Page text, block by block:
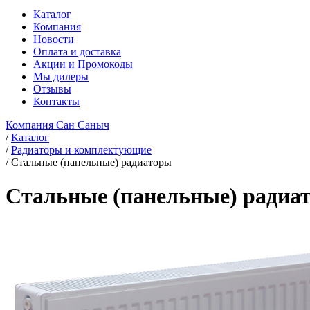
Каталог
Компания
Новости
Оплата и доставка
Акции и Промокоды
Мы дилеры
Отзывы
Контакты
Компания Сан Саныч
/Каталог
/Радиаторы и комплектующие
/Стальные (панельные) радиаторы
Стальные (панельные)